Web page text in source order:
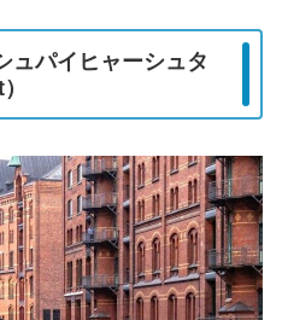
ュパイヒャーシュタ